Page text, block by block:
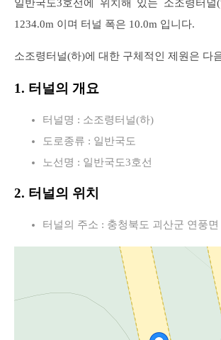
일반국도3호선에 위치해 있는 소조령터널
1234.0m 이며 터널 폭은 10.0m 입니다.
소조령터널(하)에 대한 구체적인 제원은 다
1. 터널의 개요
터널명 : 소조령터널(하)
도로종류 : 일반국도
노선명 : 일반국도3호선
2. 터널의 위치
터널의 주소 : 충청북도 괴산군 연풍면